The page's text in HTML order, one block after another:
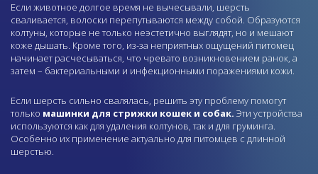
Если животное долгое время не вычесывали, шерсть
сваливается, волоски перепутываются между собой. Образуются
колтуны, которые не только неэстетично выглядят, но и мешают
коже дышать. Кроме того, из-за неприятных ощущений питомец
начинает расчесываться, что чревато возникновением ранок, а
затем – бактериальными и инфекционными поражениями кожи.
Если шерсть сильно свалялась, решить эту проблему помогут
только машинки для стрижки кошек и собак. Эти устройства
используются как для удаления колтунов, так и для груминга.
Особенно их применение актуально для питомцев с длинной
шерстью.